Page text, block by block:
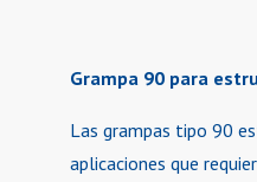
Grampa 90 para
Las grampas tipo 90
aplicaciones que